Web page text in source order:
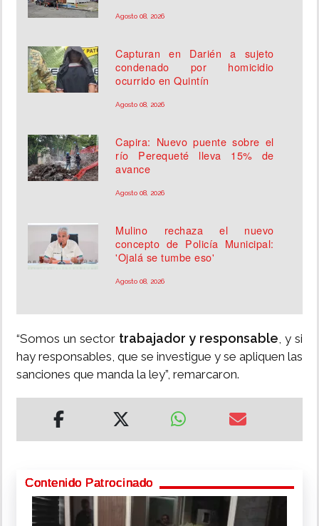
Agosto 08, 2026
Capturan en Darién a sujeto
condenado por homicidio
ocurrido en Quintín
Agosto 08, 2026
Capira: Nuevo puente sobre el
río Perequeté lleva 15% de
avance
Agosto 08, 2026
Mulino rechaza el nuevo
concepto de Policía Municipal:
'Ojalá se tumbe eso'
Agosto 08, 2026
“Somos un sector trabajador y responsable, y si
hay responsables, que se investigue y se apliquen las
sanciones que manda la ley”, remarcaron.
Contenido Patrocinado